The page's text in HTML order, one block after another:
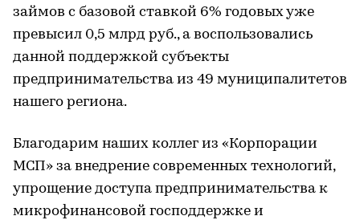
займов с базовой ставкой 6% годовых уже
превысил 0,5 млрд руб., а воспользовались
данной поддержкой субъекты
предпринимательства из 49 муниципалитетов
нашего региона.
Благодарим наших коллег из «Корпорации
МСП» за внедрение современных технологий,
упрощение доступа предпринимательства к
микрофинансовой господдержке и